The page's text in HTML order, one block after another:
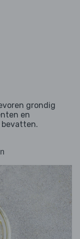
grondig
en
bevatten.